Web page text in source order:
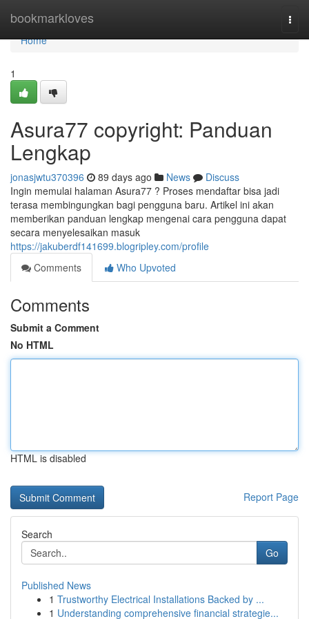
bookmarkloves
Home
Home
1
Asura77 copyright: Panduan
Lengkap
jonasjwtu370396 89 days ago News
Discuss
Ingin memulai halaman Asura77 ? Proses mendaftar bisa jadi
terasa membingungkan bagi pengguna baru. Artikel ini akan
memberikan panduan lengkap mengenai cara pengguna dapat
secara menyelesaikan masuk
https://jakuberdf141699.blogripley.com/profile
Comments
Who Upvoted
Comments
Submit a Comment
No HTML
HTML is disabled
Report Page
Search
Go
Published News
1 Trustworthy Electrical Installations Backed by ...
1 Understanding comprehensive financial strategie...